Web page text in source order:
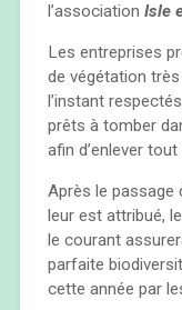
l’association Isle
Les entreprises
de végétation
l’instant
prêts à tomber
afin d’enlever
Après le passage
leur est attribué,
le courant
parfaite
cette année par